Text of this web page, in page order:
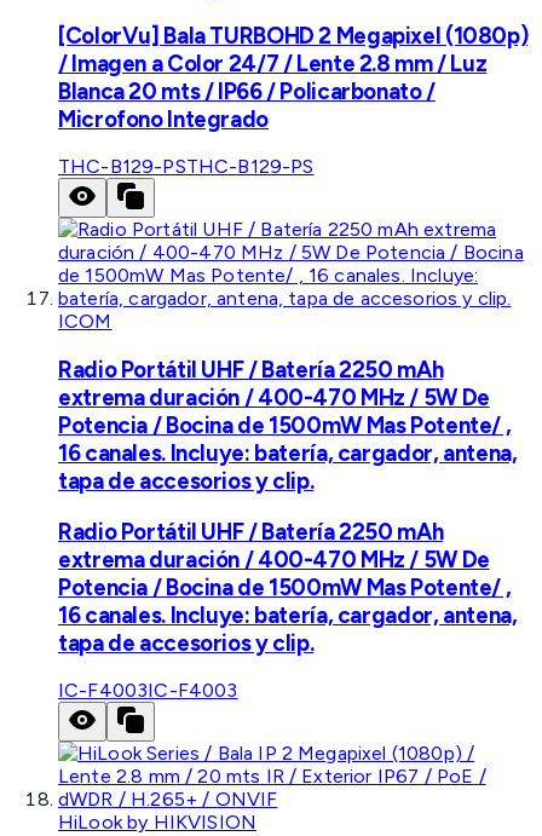
[ColorVu] Bala TURBOHD 2 Megapixel (1080p)
/ Imagen a Color 24/7 / Lente 2.8 mm / Luz
Blanca 20 mts / IP66 / Policarbonato /
Microfono Integrado
THC-B129-PSTHC-B129-PS
ICOM
Radio Portátil UHF / Batería 2250 mAh
extrema duración / 400-470 MHz / 5W De
Potencia / Bocina de 1500mW Mas Potente/ ,
16 canales. Incluye: batería, cargador, antena,
tapa de accesorios y clip.
Radio Portátil UHF / Batería 2250 mAh
extrema duración / 400-470 MHz / 5W De
Potencia / Bocina de 1500mW Mas Potente/ ,
16 canales. Incluye: batería, cargador, antena,
tapa de accesorios y clip.
IC-F4003IC-F4003
HiLook by HIKVISION